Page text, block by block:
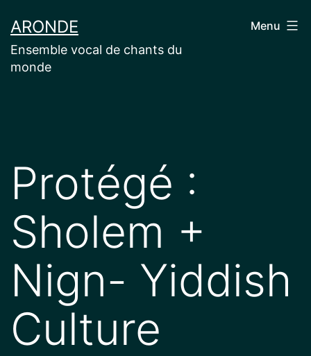
au
contenu
ARONDE
Ensemble vocal de chants du
monde
Menu
Protégé :
Sholem +
Nign- Yiddish
Culture